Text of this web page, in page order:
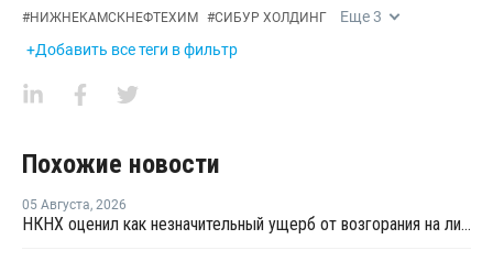
#НИЖНЕКАМСКНЕФТЕХИМ #СИБУР ХОЛДИНГ Еще3
+Добавить все теги в фильтр
Похожие новости
05 Августа, 2026
НКНХ оценил как незначительный ущерб от возгорания на линии полистирола